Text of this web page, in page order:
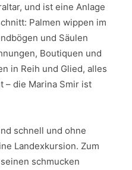
und ist eine Anlage
Palmen wippen im
und Säulen
Boutiquen und
in Reih und Glied, alles
– die Marina Smir ist
schnell und ohne
Landexkursion. Zum
schmucken